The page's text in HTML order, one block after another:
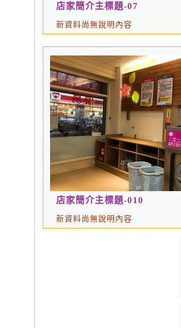
店家簡介主標題-07
新資料尚無說明內容
店家簡介主標題-010
新資料尚無說明內容